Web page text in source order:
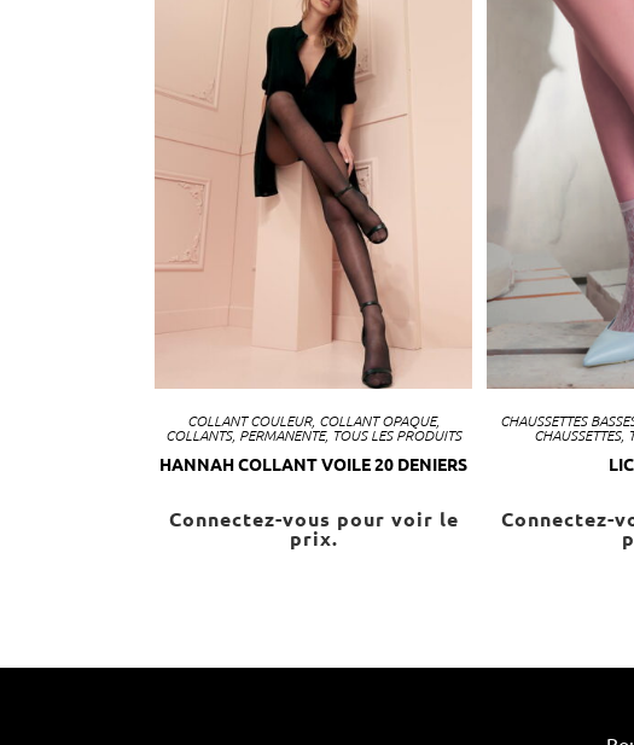
COLLANT COULEUR, COLLANT OPAQUE,
COLLANTS, PERMANENTE, TOUS LES PRODUITS
HANNAH COLLANT VOILE 20 DENIERS
Connectez-vous pour voir le
prix.
CHAUSSETTES
CHAUSSETTES,
Connectez-